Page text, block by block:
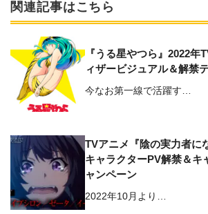
関連記事はこちら
『うる星やつら』2022年
ィザービジュアル＆解禁
今なお第一線で活躍す…
TVアニメ『陰の実力者に
キャラクターPV解禁＆キ
ャンペーン
2022年10月より…